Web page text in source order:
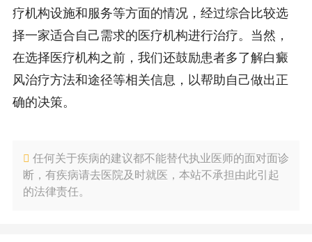
疗机构设施和服务等方面的情况，经过综合比较选
择一家适合自己需求的医疗机构进行治疗。当然，
在选择医疗机构之前，我们还鼓励患者多了解白癜
风治疗方法和途径等相关信息，以帮助自己做出正
确的决策。
任何关于疾病的建议都不能替代执业医师的面对面诊
断，有疾病请去医院及时就医，本站不承担由此引起
的法律责任。